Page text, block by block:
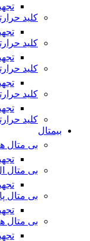
کلید
کلید
کلید
کلید
کلید
بیمتال
بی متال
بی متال
بی متال
بی متال